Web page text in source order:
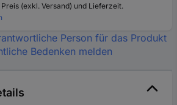
(exkl. Versand) und Lieferzeit.
Person für das Produkt
Bedenken melden